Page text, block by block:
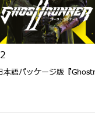
語パッケージ版『